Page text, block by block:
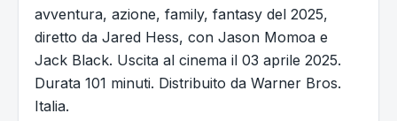
avventura, azione, family, fantasy del 2025,
diretto da Jared Hess, con Jason Momoa e
Jack Black. Uscita al cinema il 03 aprile 2025.
Durata 101 minuti. Distribuito da Warner Bros.
Italia.